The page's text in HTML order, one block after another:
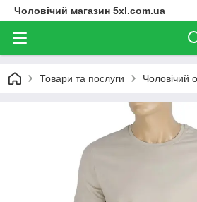
Чоловічий магазин 5xl.com.ua
Товари та послуги Чоловічий